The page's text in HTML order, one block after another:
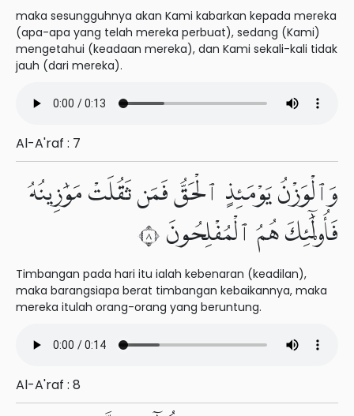
maka sesungguhnya akan Kami kabarkan kepada mereka
(apa-apa yang telah mereka perbuat), sedang (Kami)
mengetahui (keadaan mereka), dan Kami sekali-kali tidak
jauh (dari mereka).
Al-A'raf : 7
وَٱلْوَزْنُ يَوْمَئِذٍ ٱلْحَقُّ فَمَن ثَقُلَتْ مَوَٰزِينُهُۥ
فَأُو۟لَٰٓئِكَ هُمُ ٱلْمُفْلِحُونَ ٨
Timbangan pada hari itu ialah kebenaran (keadilan),
maka barangsiapa berat timbangan kebaikannya, maka
mereka itulah orang-orang yang beruntung.
Al-A'raf : 8